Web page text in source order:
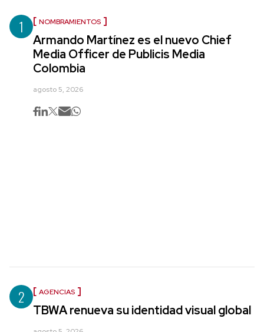
1 NOMBRAMIENTOS
Armando Martínez es el nuevo Chief
Media Officer de Publicis Media
Colombia
agosto 5, 2026
2 AGENCIAS
TBWA renueva su identidad visual global